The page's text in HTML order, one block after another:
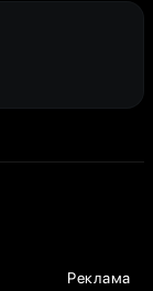
Реклама